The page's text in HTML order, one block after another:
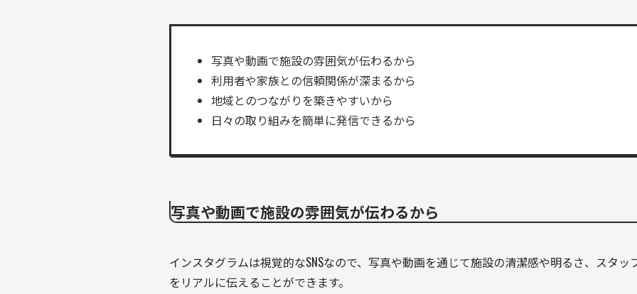
写真や動画で施設の雰囲気が伝わるから
利用者や家族との信頼関係が深まるから
地域とのつながりを築きやすいから
日々の取り組みを簡単に発信できるから
写真や動画で施設の雰囲気が伝わるから
インスタグラムは視覚的なSNSなので、写真や動画を通じて施設の清潔感や明るさ、スタ
をリアルに伝えることができます。